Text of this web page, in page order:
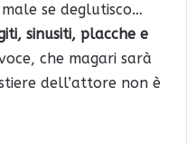
se deglutisco…
sinusiti, placche e
che magari sarà
dell’attore non è